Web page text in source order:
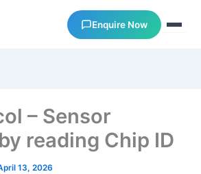
Enquire Now
– Sensor
reading Chip ID
13, 2026